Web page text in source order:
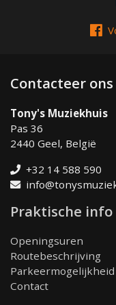
Contacteer ons
Tony's Muziekhuis
Pas 36
2440 Geel, België
+32 14 588 590
Praktische info
Openingsuren
Routebeschrijving
Parkeermogelijkheid
Contact